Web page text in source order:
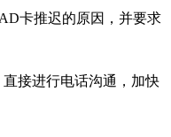
卡推迟的原因，并要求
接进行电话沟通，加快